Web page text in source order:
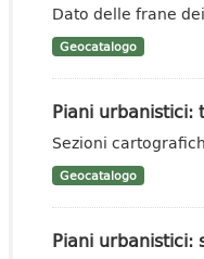
Dato delle frane
Geocatalogo
Piani
Sezioni
Geocatalogo
Piani urbanistici: